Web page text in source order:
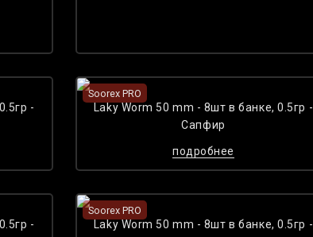
-
Soorex PRO
Laky Worm 50 mm - 8шт в банке, 0.5гр -
Сапфир
подробнее
-
Soorex PRO
Laky Worm 50 mm - 8шт в банке, 0.5гр -